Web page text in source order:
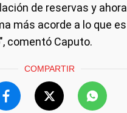
de reservas y
más acorde a lo que
comentó Caputo.
COMPARTIR